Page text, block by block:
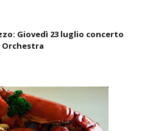
Giovedì 23 luglio concerto
Orchestra